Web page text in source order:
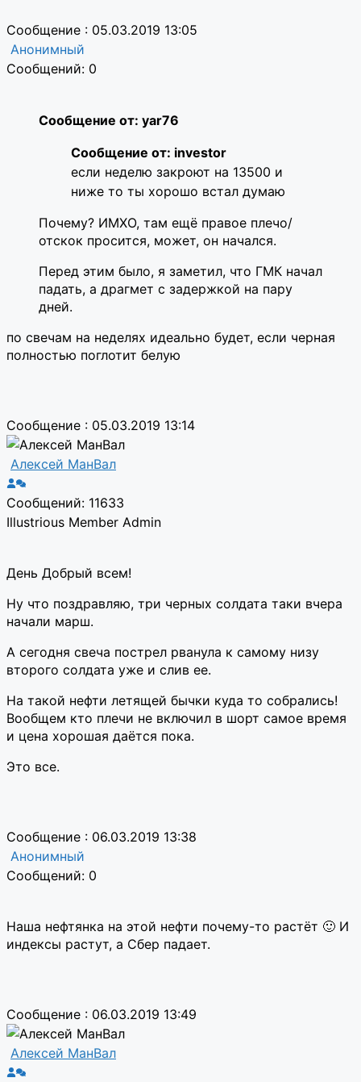
Сообщение : 05.03.2019 13:05
Анонимный
Сообщений: 0
Сообщение от: yar76
Сообщение от: investor
если неделю закроют на 13500 и
ниже то ты хорошо встал думаю
Почему? ИМХО, там ещё правое плечо/
отскок просится, может, он начался.
Перед этим было, я заметил, что ГМК начал
падать, а драгмет с задержкой на пару
дней.
по свечам на неделях идеально будет, если черная
полностью поглотит белую
Сообщение : 05.03.2019 13:14
Алексей МанВал
Сообщений: 11633
Illustrious Member Admin
День Добрый всем!
Ну что поздравляю, три черных солдата таки вчера
начали марш.
А сегодня свеча пострел рванула к самому низу
второго солдата уже и слив ее.
На такой нефти летящей бычки куда то собрались!
Вообщем кто плечи не включил в шорт самое время
и цена хорошая даётся пока.
Это все.
Сообщение : 06.03.2019 13:38
Анонимный
Сообщений: 0
Наша нефтянка на этой нефти почему-то растёт 🙂 И
индексы растут, а Сбер падает.
Сообщение : 06.03.2019 13:49
Алексей МанВал